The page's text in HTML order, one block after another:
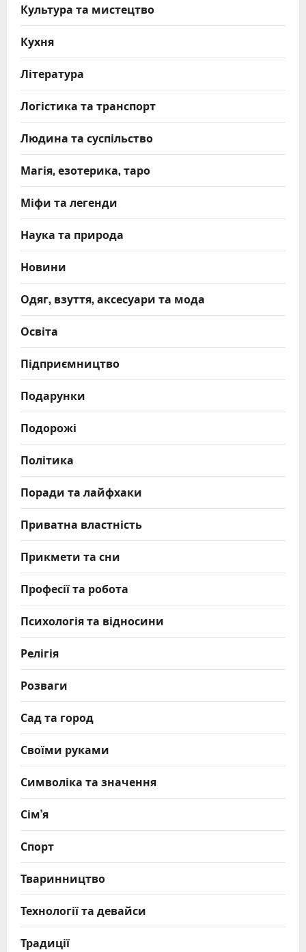
Культура та мистецтво
Кухня
Література
Логістика та транспорт
Людина та суспільство
Магія, езотерика, таро
Міфи та легенди
Наука та природа
Новини
Одяг, взуття, аксесуари та мода
Освіта
Підприємництво
Подарунки
Подорожі
Політика
Поради та лайфхаки
Приватна властність
Прикмети та сни
Професії та робота
Психологія та відносини
Релігія
Розваги
Сад та город
Своїми руками
Символіка та значення
Сім’я
Спорт
Тваринництво
Технології та девайси
Традиції